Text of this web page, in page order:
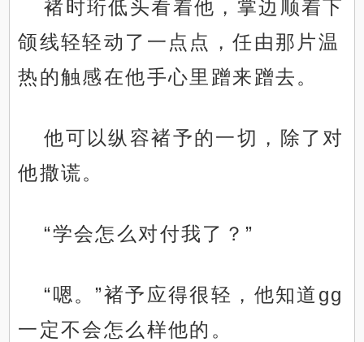
褚时珩低头看着他，掌边顺着下
颌线轻轻动了一点点，任由那片温
热的触感在他手心里蹭来蹭去。
他可以纵容褚予的一切，除了对
他撒谎。
“学会怎么对付我了？”
“嗯。”褚予应得很轻，他知道gg
一定不会怎么样他的。